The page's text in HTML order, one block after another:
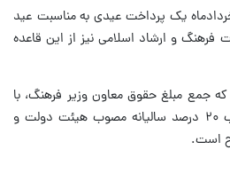
یک پرداخت عیدی به مناسبت عید
فرهنگ و ارشاد اسلامی نیز از این قاعده
جمع مبلغ حقوق معاون وزیر فرهنگ، با
احتساب سه ماه معوقه، ضریب ۲۰ درصد سالیانه مصوب هیئت دولت و
است.